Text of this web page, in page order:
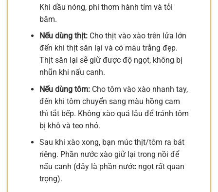
Khi dầu nóng, phi thơm hành tím và tỏi
băm.
Nếu dùng thịt:Cho thịt vào xào trên lửa lớn
đến khi thịt săn lại và có màu trắng đẹp.
Thịt săn lại sẽ giữ được độ ngọt, không bị
nhũn khi nấu canh.
Nếu dùng tôm:Cho tôm vào xào nhanh tay,
đến khi tôm chuyển sang màu hồng cam
thì tắt bếp. Không xào quá lâu để tránh tôm
bị khô và teo nhỏ.
Sau khi xào xong, bạn múc thịt/tôm ra bát
riêng. Phần nước xào giữ lại trong nồi để
nấu canh (đây là phần nước ngọt rất quan
trọng).